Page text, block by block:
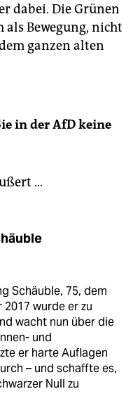
dabei. Die Grünen
als Bewegung, nicht
ganzen alten
in der AfD keine
…
Schäuble, 75, dem
wurde er zu
wacht nun über die
und
er harte Auflagen
– und schaffte es,
Null zu